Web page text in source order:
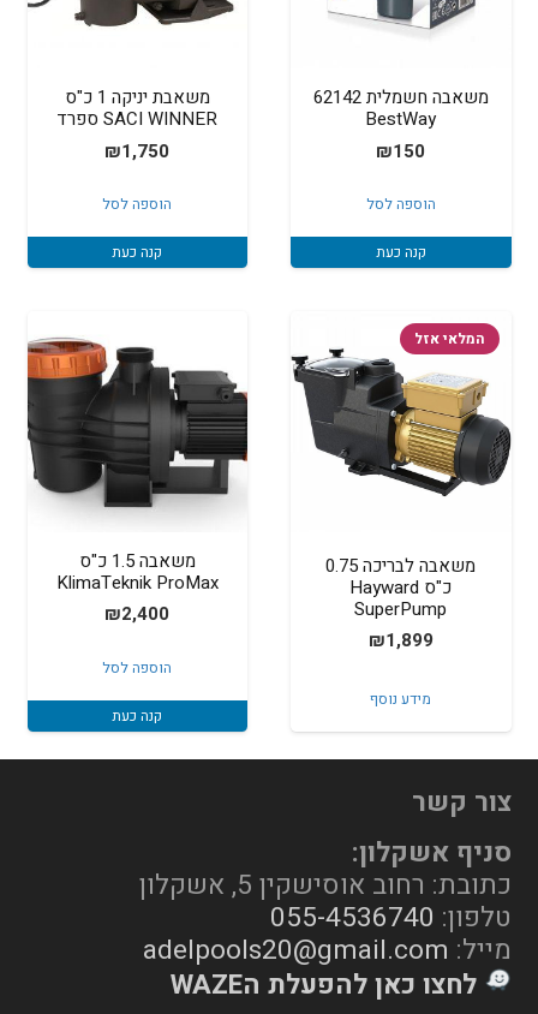
‏משאבה חשמלית 62142
BestWay
₪150
הוספה לסל
קנה כעת
משאבת יניקה 1 כ"ס
SACI WINNER ספרד
₪1,750
הוספה לסל
קנה כעת
המלאי אזל
משאבה לבריכה 0.75
כ"ס Hayward
SuperPump
₪1,899
מידע נוסף
משאבה 1.5 כ"ס
KlimaTeknik ProMax
₪2,400
הוספה לסל
קנה כעת
צור קשר
סניף אשקלון:
כתובת: רחוב אוסישקין 5, אשקלון
טלפון: 055-4536740
מייל: adelpools20@gmail.com
לחצו כאן להפעלת הWAZE